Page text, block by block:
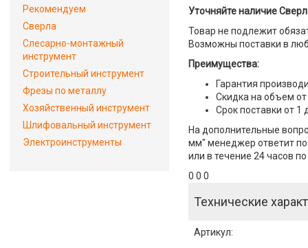
Уточняйте наличие
Товар не подлежит
Возможны поставки в
Преимущества:
Гарантия
Скидка на объем от
Срок поставки от 1
На дополнительные
мм" менеджер ответит по
или в течение 24 часов
0 0 0
Технические
Артикул:
Рекомендуем
Сверла
Слесарно-монтажный
инструмент
Строительный инструмент
Фрезы по металлу
Хозяйственный инструмент
Шлифовальный инструмент
Электроинструменты